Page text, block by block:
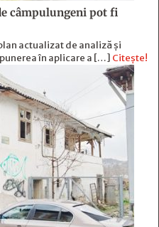
câmpulungeni pot fi
actualizat de analiză și
în aplicare a […] Citește!